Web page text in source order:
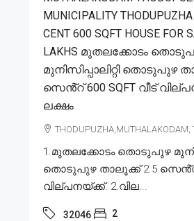
MUNICIPALITY
CENT 600 SQFT HOUSE FOR
LAKHS മുതലക്കോടം
മുനിസിപ്പാലിറ്റി തൊടുപുഴ
സെൻ്റ് 600 SQFT വീട്
ലക്ഷം
1.മുതലക്കോടം തൊടുപുഴ
തൊടുപുഴ താലൂക്ക് 2.5 സെൻ്റ്
വില്പനയ്ക്ക്. 2.വില...
32046 2